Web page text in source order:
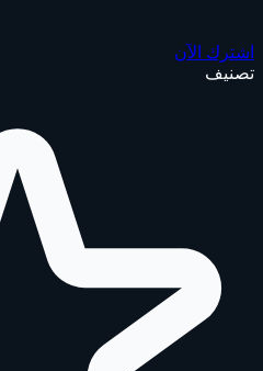
اشترك الآن
تصنيف